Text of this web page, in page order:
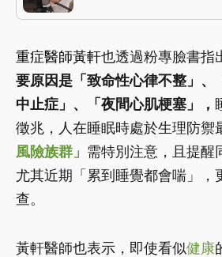
重症醫師黃軒也透過粉專臉書指
要原因是「致命性心律不整」、
中止症」、「夜間心肌梗塞」，
徵兆，人在睡眠時處於生理防禦
風險族群」 需特別注意，且提醒
尤其近期「累到睡覺都會喘」，
查。
黃軒醫師也表示，即使看似健康